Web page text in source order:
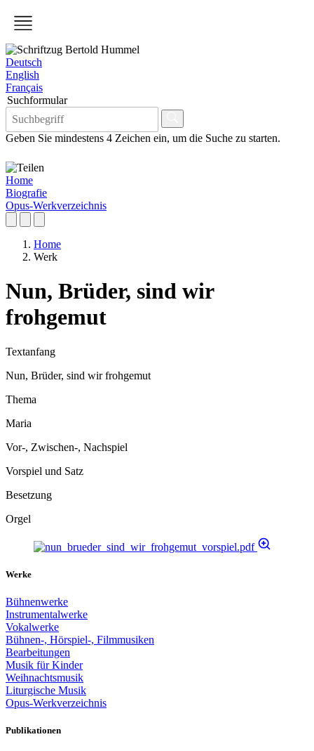
Deutsch
English
Français
Suchformular
Geben Sie mindestens 4 Zeichen ein, um die Suche zu starten.
Home
Biografie
Opus-Werkverzeichnis
Home
Werk
Nun, Brüder, sind wir
frohgemut
Textanfang
Nun, Brüder, sind wir frohgemut
Thema
Maria
Vor-, Zwischen-, Nachspiel
Vorspiel und Satz
Besetzung
Orgel
Werke
Bühnenwerke
Instrumentalwerke
Vokalwerke
Bühnen-, Hörspiel-, Filmmusiken
Bearbeitungen
Musik für Kinder
Weihnachtsmusik
Liturgische Musik
Opus-Werkverzeichnis
Publikationen